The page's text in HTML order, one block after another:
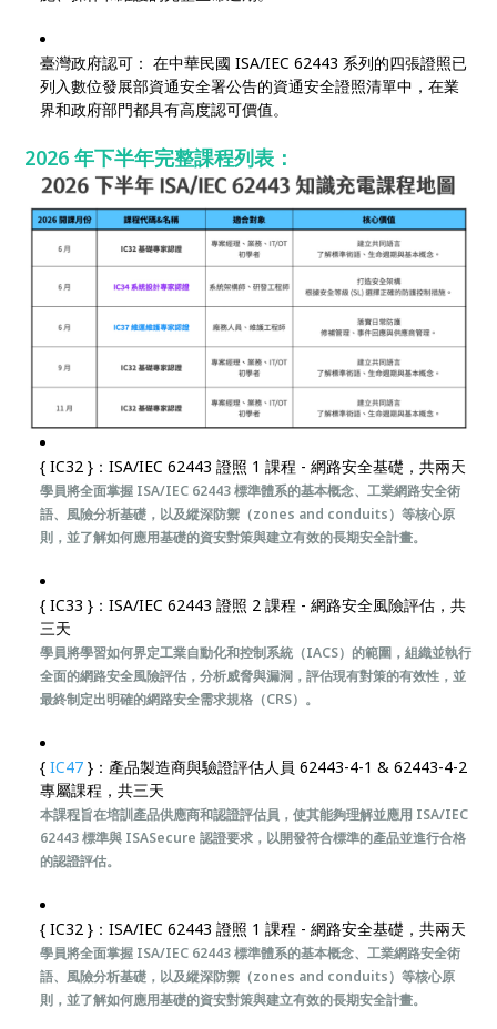
臺灣政府認可： 在中華民國 ISA/IEC 62443 系列的四張證照已
列入數位發展部資通安全署公告的資通安全證照清單中，在業
界和政府部門都具有高度認可價值。
2026 年下半年完整課程列表：
{ IC32 }：ISA/IEC 62443 證照 1 課程 - 網路安全基礎，共兩天
學員將全面掌握 ISA/IEC 62443 標準體系的基本概念、工業網路安全術
語、風險分析基礎，以及縱深防禦（zones and conduits）等核心原
則，並了解如何應用基礎的資安對策與建立有效的長期安全計畫。
{ IC33 }：ISA/IEC 62443 證照 2 課程 - 網路安全風險評估，共
三天
學員將學習如何界定工業自動化和控制系統（IACS）的範圍，組織並執行
全面的網路安全風險評估，分析威脅與漏洞，評估現有對策的有效性，並
最終制定出明確的網路安全需求規格（CRS）。
{IC47 }：產品製造商與驗證評估人員 62443-4-1 & 62443-4-2
專屬課程，共三天
本課程旨在培訓產品供應商和認證評估員，使其能夠理解並應用 ISA/IEC
62443 標準與 ISASecure 認證要求，以開發符合標準的產品並進行合格
的認證評估。
{ IC32 }：ISA/IEC 62443 證照 1 課程 - 網路安全基礎，共兩天
學員將全面掌握 ISA/IEC 62443 標準體系的基本概念、工業網路安全術
語、風險分析基礎，以及縱深防禦（zones and conduits）等核心原
則，並了解如何應用基礎的資安對策與建立有效的長期安全計畫。